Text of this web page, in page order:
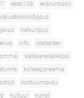
eesti108
ekskursioon
helkuripuu
info
isadepäev
kallaverekeskkool
kolleegipreemia
kostüümipidu
kultuur
kunst